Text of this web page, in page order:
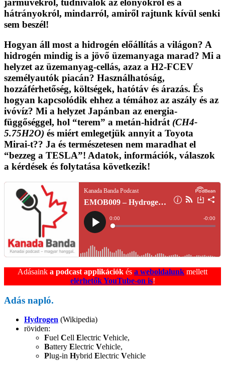
hátrányokról, mindarról, amiről rajtunk kívül senki
sem beszél!
Hogyan áll most a hidrogén előállítás a világon? A
hidrogén mindig is a jövő üzemanyaga marad? Mi a
helyzet az üzemanyag-cellás, azaz a H2-FCEV
személyautók piacán? Használhatóság,
hozzáférhetőség, költségek, hatótáv és árazás. És
hogyan kapcsolódik ehhez a témához az aszály és az
ivóvíz? Mi a helyzet Japánban az energia-
függőséggel, hol “terem” a metán-hidrát (CH4-
5.75H2O) és miért emlegetjük annyit a Toyota
Mirai-t?? Ja és természetesen nem maradhat el
“bezzeg a TESLA”! Adatok, információk, válaszok
a kérdések és folytatása következik!
Adásaink a podcast applikációk és a weboldalunk mellett
elérhetők YouTube-on is!
Adás napló.
Hydrogen (Wikipedia)
röviden:
Fuel Cell Electric Vehicle,
Battery Electric Vehicle,
Plug-in Hybrid Electric Vehicle